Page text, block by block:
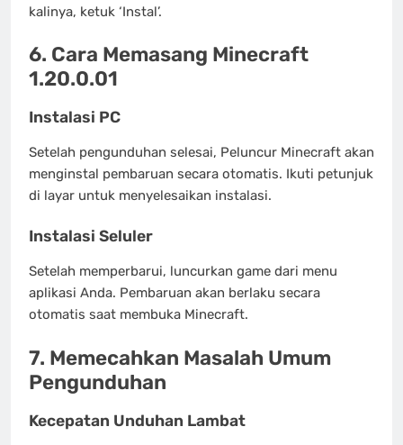
kalinya, ketuk ‘Instal’.
6. Cara Memasang Minecraft
1.20.0.01
Instalasi PC
Setelah pengunduhan selesai, Peluncur Minecraft akan
menginstal pembaruan secara otomatis. Ikuti petunjuk
di layar untuk menyelesaikan instalasi.
Instalasi Seluler
Setelah memperbarui, luncurkan game dari menu
aplikasi Anda. Pembaruan akan berlaku secara
otomatis saat membuka Minecraft.
7. Memecahkan Masalah Umum
Pengunduhan
Kecepatan Unduhan Lambat